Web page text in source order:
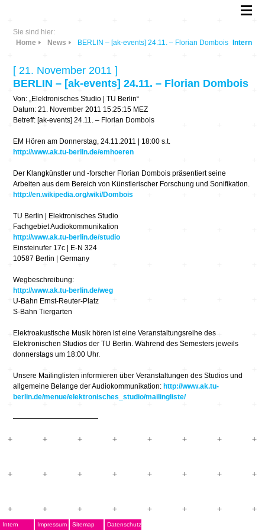
Sie sind hier:
Home
News BERLIN – [ak-events] 24.11. – Florian Dombois Intern
[ 21. November 2011 ]
BERLIN – [ak-events] 24.11. – Florian Dombois
Von: „Elektronisches Studio | TU Berlin“
Datum: 21. November 2011 15:25:15 MEZ
Betreff: [ak-events] 24.11. – Florian Dombois
EM Hören am Donnerstag, 24.11.2011 | 18:00 s.t.
http://www.ak.tu-berlin.de/emhoeren
Der Klangkünstler und -forscher Florian Dombois präsentiert seine
Arbeiten aus dem Bereich von Künstlerischer Forschung und Sonifikation.
http://en.wikipedia.org/wiki/Dombois
TU Berlin | Elektronisches Studio
Fachgebiet Audiokommunikation
http://www.ak.tu-berlin.de/studio
Einsteinufer 17c | E-N 324
10587 Berlin | Germany
Wegbeschreibung:
http://www.ak.tu-berlin.de/weg
U-Bahn Ernst-Reuter-Platz
S-Bahn Tiergarten
Elektroakustische Musik hören ist eine Veranstaltungsreihe des
Elektronischen Studios der TU Berlin. Während des Semesters jeweils
donnerstags um 18:00 Uhr.
Unsere Mailinglisten informieren über Veranstaltungen des Studios und
allgemeine Belange der Audiokommunikation: http://www.ak.tu-
berlin.de/menue/elektronisches_studio/mailingliste/
————————————
Intern Impressum Sitemap Datenschutz